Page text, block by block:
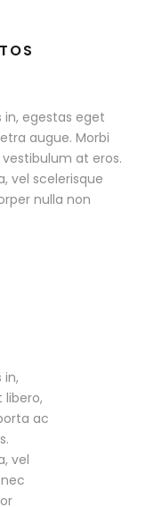
in, egestas eget
augue. Morbi
at eros.
vel scelerisque
nulla non
in,
libero,
ac
vel